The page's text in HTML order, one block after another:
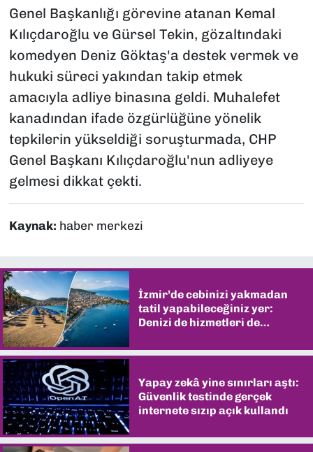
Genel Başkanlığı görevine atanan Kemal
Kılıçdaroğlu ve Gürsel Tekin, gözaltındaki
komedyen Deniz Göktaş'a destek vermek ve
hukuki süreci yakından takip etmek
amacıyla adliye binasına geldi. Muhalefet
kanadından ifade özgürlüğüne yönelik
tepkilerin yükseldiği soruşturmada, CHP
Genel Başkanı Kılıçdaroğlu'nun adliyeye
gelmesi dikkat çekti.
Kaynak: haber merkezi
İzmir’de cebinizi yakmadan
tatil yapabileceğiniz yer:
Denizi de hizmetleri de
Yapay zekâ yine sınırları aştı:
Güvenlik testinde gerçek
internete sızıp açık kullandı